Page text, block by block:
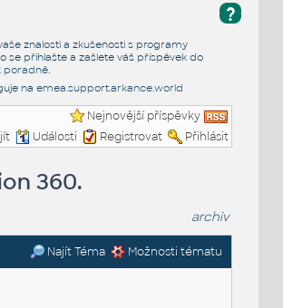
?
znalosti a zkušenosti s programy
se přihlašte a zašlete váš příspěvek do
poradně.
na emea.support.arkance.world
Nejnovější příspěvky
Události Registrovat Přihlásit
360.
archiv
Najít Téma Možnosti tématu